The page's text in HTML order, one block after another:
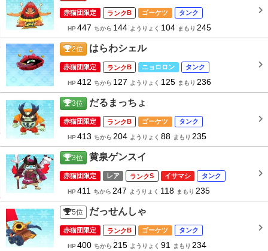
赤猫団限定 B ゴーケツ タンク
HP447 ちから 144 ようりょく 104 まもり 245
2位 はらわシェル
赤猫団限定 B ニョロロン タンク
HP412 ちから 127 ようりょく 125 まもり 236
3位 だるまっちょ
赤猫団限定 B ゴーケツ タンク
HP413 ちから 204 ようりょく 88 まもり 235
3位 黄泉ゲンスイ
赤猫団限定 レア S イサマシ タンク
HP411 ちから 247 ようりょく 118 まもり 235
5位 だっせんしゃ
赤猫団限定 B ゴーケツ タンク
HP400 ちから 215 ようりょく 91 まもり 234